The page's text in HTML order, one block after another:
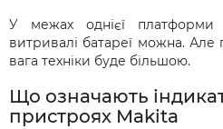
У межах однієї платформи
витривалі батареї можна. Але
вага техніки буде більшою.
Що означають
пристроях Makita